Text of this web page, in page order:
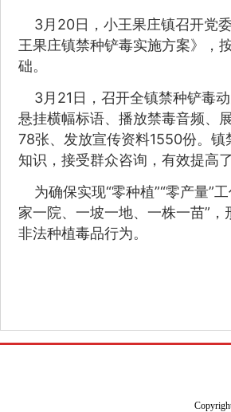
3月20日，小王果庄镇召开党
王果庄镇禁种铲毒实施方案》，
础。
3月21日，召开全镇禁种铲毒
悬挂横幅标语、播放禁毒音频、
78张、发放宣传资料1550份。
知识，接受群众咨询，有效提高
为确保实现“零种植”“零产量”
家一院、一坡一地、一株一苗”
非法种植毒品行为。